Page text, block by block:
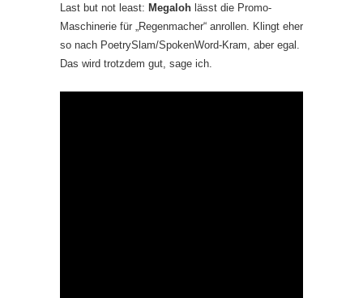
Last but not least: Megaloh lässt die Promo-
Maschinerie für „Regenmacher“ anrollen. Klingt eher
so nach PoetrySlam/SpokenWord-Kram, aber egal.
Das wird trotzdem gut, sage ich.